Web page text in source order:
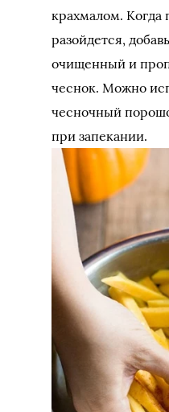
крахмалом.
разойдется,
очищенный и
чеснок. Можно
чесночный
при запекании.